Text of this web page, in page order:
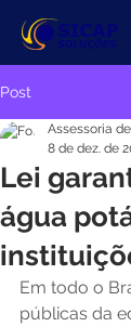
Post
Lei
água
Assessoria
8 de dez. de
Em todo o
públicas da